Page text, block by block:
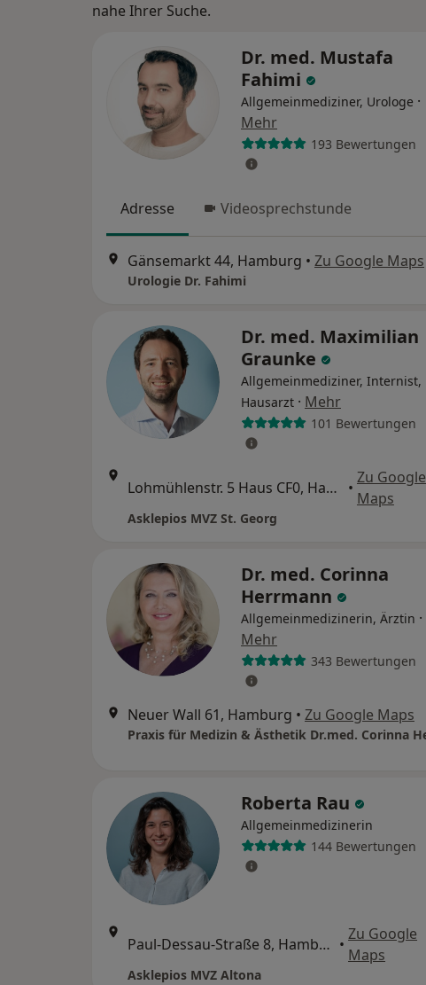
nahe Ihrer Suche.
Dr. med. Mustafa
Fahimi
Allgemeinmediziner, Urologe ·
Mehr
193 Bewertungen
Adresse Videosprechstunde
Gänsemarkt 44, Hamburg • Zu Google Maps
Urologie Dr. Fahimi
Dr. med. Maximilian
Graunke
Allgemeinmediziner, Internist,
Hausarzt · Mehr
101 Bewertungen
Lohmühlenstr. 5 Haus CF0, Hamburg •
Zu Google
Maps
Asklepios MVZ St. Georg
Dr. med. Corinna
Herrmann
Allgemeinmedizinerin, Ärztin ·
Mehr
343 Bewertungen
Neuer Wall 61, Hamburg • Zu Google Maps
Roberta Rau
Allgemeinmedizinerin
144 Bewertungen
Paul-Dessau-Straße 8, Hamburg •
Zu Google
Maps
Asklepios MVZ Altona